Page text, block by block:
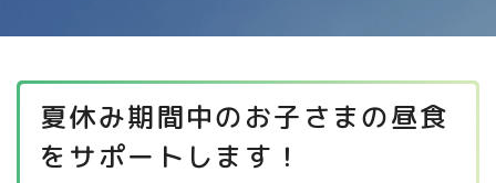
夏休み期間中のお子さまの昼食
をサポートします！